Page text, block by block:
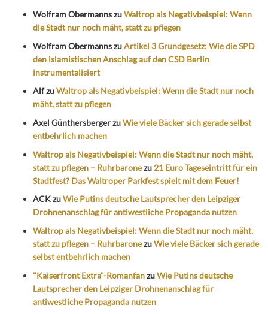
Wolfram ObermannszuWaltrop als Negativbeispiel: Wenn
die Stadt nur noch mäht, statt zu pflegen
Wolfram ObermannszuArtikel 3 Grundgesetz: Wie die SPD
den islamistischen Anschlag auf den CSD Berlin
instrumentalisiert
AlfzuWaltrop als Negativbeispiel: Wenn die Stadt nur noch
mäht, statt zu pflegen
Axel GünthersbergerzuWie viele Bäcker sich gerade selbst
entbehrlich machen
Waltrop als Negativbeispiel: Wenn die Stadt nur noch mäht,
statt zu pflegen – Ruhrbaronezu 21 Euro Tageseintritt für ein
Stadtfest? Das Waltroper Parkfest spielt mit dem Feuer!
ACKzuWie Putins deutsche Lautsprecher den Leipziger
Drohnenanschlag für antiwestliche Propaganda nutzen
Waltrop als Negativbeispiel: Wenn die Stadt nur noch mäht,
statt zu pflegen – RuhrbaronezuWie viele Bäcker sich gerade
selbst entbehrlich machen
"Kaiserfront Extra"-RomanfanzuWie Putins deutsche
Lautsprecher den Leipziger Drohnenanschlag für
antiwestliche Propaganda nutzen